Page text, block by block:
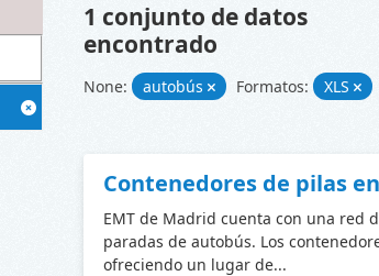
1 conjunto de datos
encontrado
None: autobús Formatos: XLS
Contenedores de pilas
EMT de Madrid cuenta con una red
paradas de autobús. Los
ofreciendo un lugar de...